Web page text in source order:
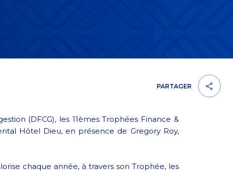
PARTAGER
(DFCG), les 11èmes Trophées Finance &
Hôtel Dieu, en présence de Gregory Roy,
chaque année, à travers son Trophée, les